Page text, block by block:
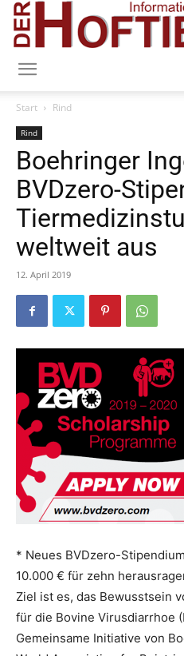
Start Rind
Rind
Boehringer
BVDzero-
weltweit aus
12. April 2019
* Neues BVDzero-
10.000 € für zehn
Ziel ist es, das Bewusstsein
für die Bovine Virusdiarrhoe
Gemeinsame Initiative von